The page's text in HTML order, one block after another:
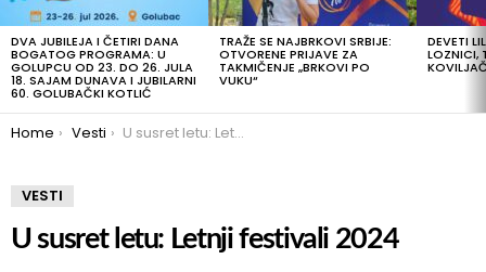
DVA JUBILEJA I ČETIRI DANA
BOGATOG PROGRAMA: U
GOLUPCU OD 23. DO 26. JULA
18. SAJAM DUNAVA I JUBILARNI
60. GOLUBAČKI KOTLIĆ
TRAŽE SE NAJBRKOVI SRBIJE:
OTVORENE PRIJAVE ZA
TAKMIČENJE „BRKOVI PO
VUKU“
DEVETI
LOZNICI,
You are here:
Home Vesti U susret letu: Letnji festivali 2024
VESTI
U susret letu: Letnji festivali 2024